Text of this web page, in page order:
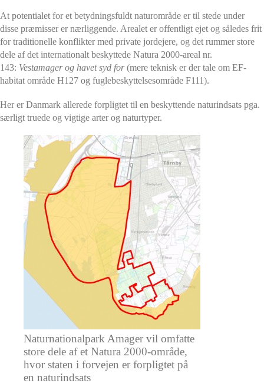
At potentialet for et betydningsfuldt naturområde er til stede under
disse præmisser er nærliggende. Arealet er offentligt ejet og således frit
for traditionelle konflikter med private jordejere, og det rummer store
dele af det internationalt beskyttede Natura 2000-areal nr.
143: Vestamager og havet syd for(mere teknisk er der tale om EF-
habitat område H127 og fuglebeskyttelsesområde F111).
Her er Danmark allerede forpligtet til en beskyttende naturindsats pga.
særligt truede og vigtige arter og naturtyper.
Naturnationalpark Amager vil omfatte
store dele af et Natura 2000-område,
hvor staten i forvejen er forpligtet på
en naturindsats